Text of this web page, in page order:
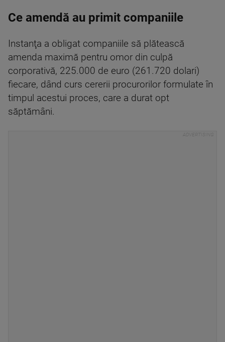
Ce amendă au primit companiile
Instanţa a obligat companiile să plătească
amenda maximă pentru omor din culpă
corporativă, 225.000 de euro (261.720 dolari)
fiecare, dând curs cererii procurorilor formulate în
timpul acestui proces, care a durat opt
săptămâni.